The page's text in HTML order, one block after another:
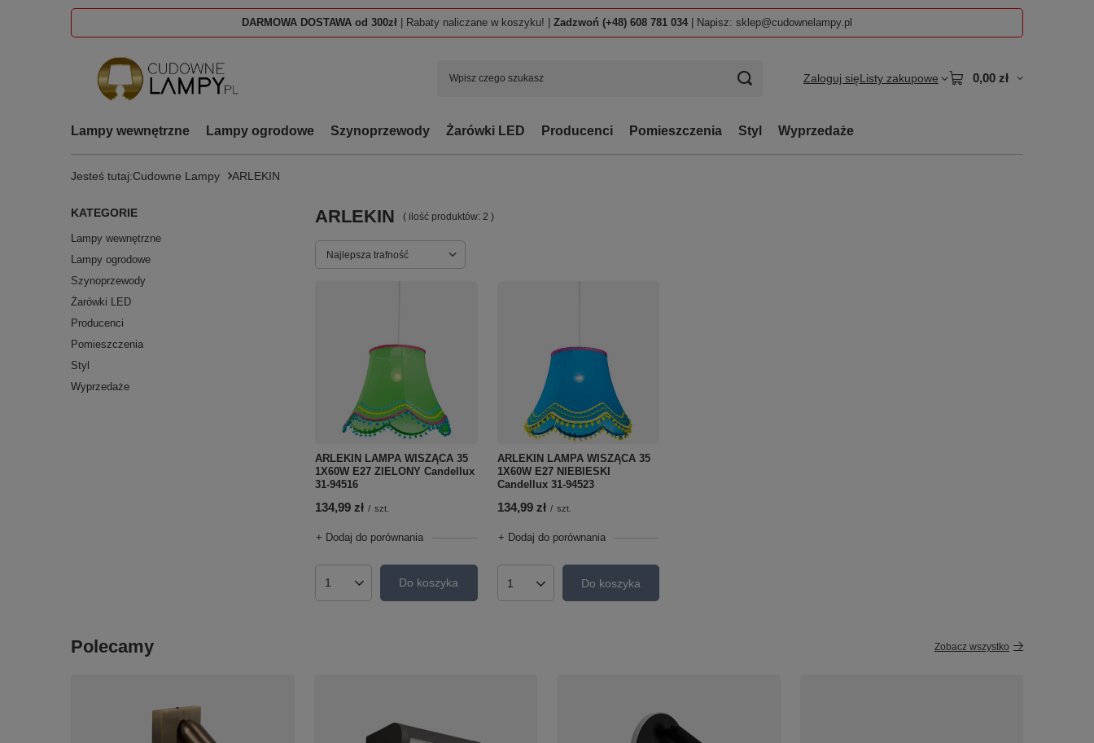
DARMOWA DOSTAWA od 300zł | Rabaty naliczane w koszyku! | Zadzwoń (+48) 608 781 034 | Napisz: sklep@cudownelampy.pl
Zaloguj sięListy zakupowe 0,00 zł
Lampy wewnętrzne Lampy ogrodowe Szynoprzewody Żarówki LED Producenci Pomieszczenia Styl Wyprzedaże
Jesteś tutaj:Cudowne Lampy ARLEKIN
KATEGORIE
Lampy wewnętrzne
Lampy ogrodowe
Szynoprzewody
Żarówki LED
Producenci
Pomieszczenia
Styl
Wyprzedaże
ARLEKIN ( ilość produktów: 2 )
Zmień sortowanie
Najlepsza trafność
ARLEKIN LAMPA WISZĄCA 35
1X60W E27 ZIELONY Candellux
31-94516
134,99 zł / szt.
+ Dodaj do porównania
Ilość produktówDo koszyka
ARLEKIN LAMPA WISZĄCA 35
1X60W E27 NIEBIESKI
Candellux 31-94523
134,99 zł / szt.
+ Dodaj do porównania
Ilość produktówDo koszyka
Polecamy Zobacz wszystko